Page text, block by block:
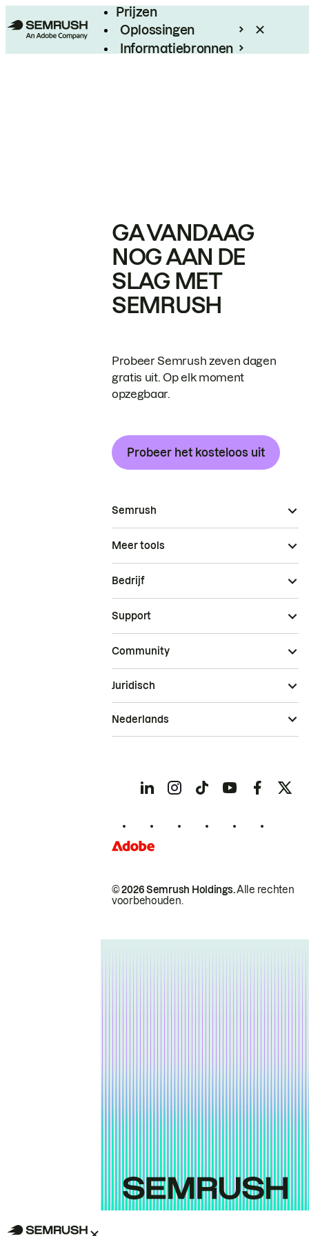
Prijzen
Oplossingen
Informatiebronnen
GA VANDAAG
NOG AAN DE
SLAG MET
SEMRUSH
Probeer Semrush zeven dagen
gratis uit. Op elk moment
opzegbaar.
Probeer het kosteloos uit
Semrush
Meer tools
Bedrijf
Support
Community
© 2026 Semrush Holdings.Alle rechten
voorbehouden.
Juridisch
Nederlands